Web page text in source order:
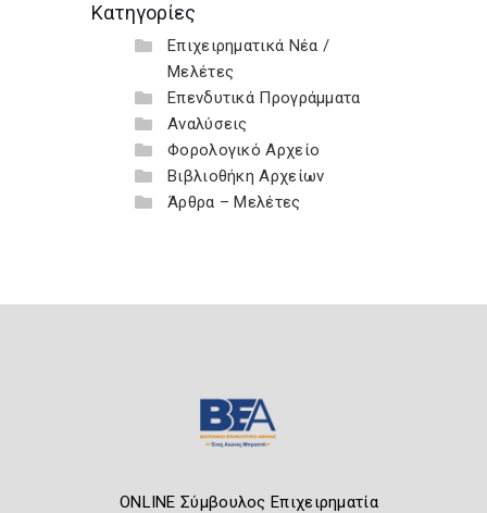
Κατηγορίες
Επιχειρηματικά Νέα /
Μελέτες
Επενδυτικά Προγράμματα
Αναλύσεις
Φορολογικό Αρχείο
Βιβλιοθήκη Αρχείων
Άρθρα – Μελέτες
ONLINE Σύμβουλος Επιχειρηματία